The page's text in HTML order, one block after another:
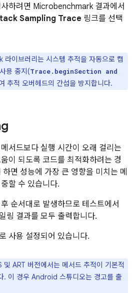
하려면 Microbenchmark 결과에서
Sampling Trace 링크를 선택
이브러리는 시스템 추적을 자동으로 캡
용 중지(Trace.beginSection and
추적 오버헤드의 간섭을 방지합니다.
서드보다 실행 시간이 오래 걸리는
이 되도록 코드를 최적화하려는 경
면 성능에 가장 큰 영향을 미치는 메
할 수 있습니다.
순서대로 발생하므로 테스트에서
링 결과를 모두 출력합니다.
사용 설정되어 있습니다.
ART 버전에서는 메서드 추적이 기본적
. 이 경우 Android 스튜디오는 경고를 출